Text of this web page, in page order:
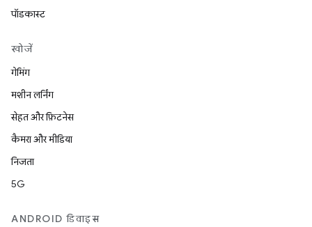
पॉडकास्ट
खोजें
गेमिंग
मशीन लर्निंग
सेहत और फ़िटनेस
कैमरा और मीडिया
निजता
5G
ANDROID डिवाइस